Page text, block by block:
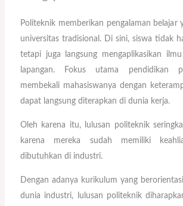
Politeknik memberikan pengalaman belajar
universitas tradisional. Di sini, siswa tidak
tetapi juga langsung mengaplikasikan
lapangan. Fokus utama pendidikan
membekali mahasiswanya dengan
dapat langsung diterapkan di dunia kerja.
Oleh karena itu, lulusan politeknik
karena mereka sudah memiliki
dibutuhkan di industri.
Dengan adanya kurikulum yang
dunia industri, lulusan politeknik